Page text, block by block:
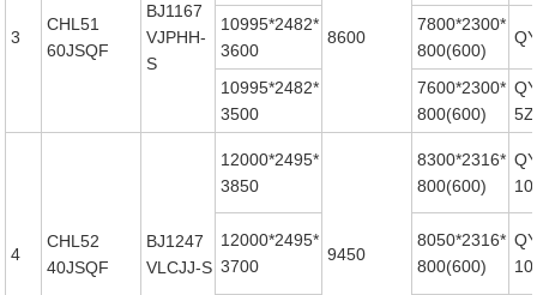
3
CHL51
60JSQF
BJ1167
VJPHH-
S
8600
10995*2482*
3600
7800*2300*
800(600)
10995*2482*
3500
7600*2300*
800(600)
4
CHL52
40JSQF
BJ1247
VLCJJ-S
12000*2495*
3850
9450
8300*2316*
800(600)
12000*2495*
3700
8050*2316*
800(600)